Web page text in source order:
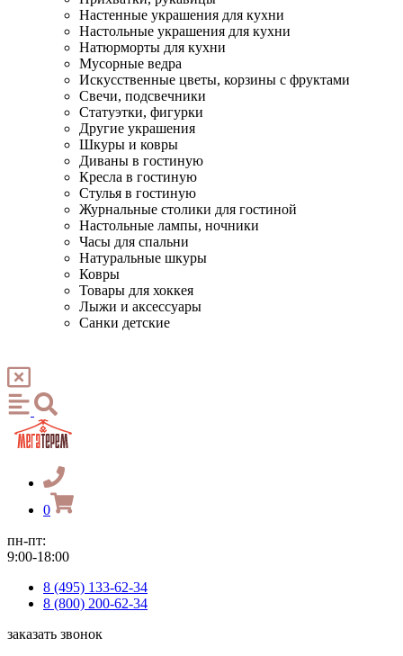
Настенные украшения для кухни
Настольные украшения для кухни
Натюрморты для кухни
Мусорные ведра
Искусственные цветы, корзины с фруктами
Свечи, подсвечники
Статуэтки, фигурки
Другие украшения
Шкуры и ковры
Диваны в гостиную
Кресла в гостиную
Стулья в гостиную
Журнальные столики для гостиной
Настольные лампы, ночники
Часы для спальни
Натуральные шкуры
Ковры
Товары для хоккея
Лыжи и аксессуары
Санки детские
0
пн-пт:
9:00-18:00
8 (495) 133-62-34
8 (800) 200-62-34
заказать звонок